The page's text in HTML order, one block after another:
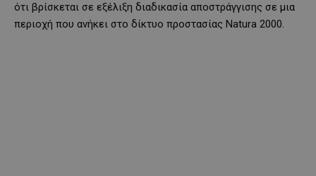
ότι βρίσκεται σε εξέλιξη διαδικασία αποστράγγισης σε μια
περιοχή που ανήκει στο δίκτυο προστασίας Natura 2000.